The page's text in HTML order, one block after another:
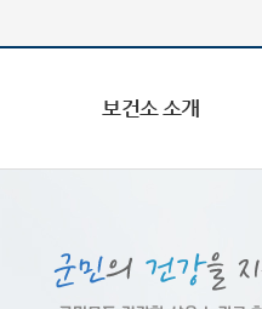
보건소 소개